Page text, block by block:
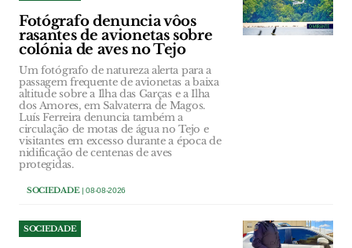
Fotógrafo denuncia vôos
rasantes de avionetas sobre
colónia de aves no Tejo
Um fotógrafo de natureza alerta para a
passagem frequente de avionetas a baixa
altitude sobre a Ilha das Garças e a Ilha
dos Amores, em Salvaterra de Magos.
Luís Ferreira denuncia também a
circulação de motas de água no Tejo e
visitantes em excesso durante a época de
nidificação de centenas de aves
protegidas.
SOCIEDADE| 08-08-2026
SOCIEDADE